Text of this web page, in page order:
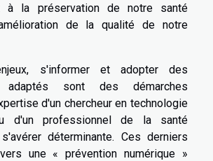
à la préservation de notre santé
de la qualité de notre
s'informer et adopter des
adaptés sont des démarches
d'un chercheur en technologie
d'un professionnel de la santé
déterminante. Ces derniers
une « prévention numérique »